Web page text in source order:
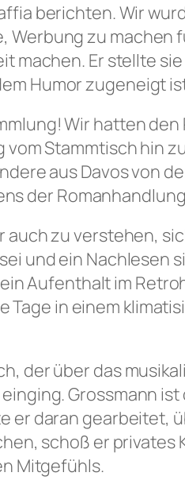
berichten. Wir
zu machen
machen. Er stellte
Humor zugeneigt
Wir hatten
Stammtisch hin
aus Davos von
der
auch zu verstehen,
und ein Nachlesen
Aufenthalt im
in einem
der über das
Grossmann
er daran gearbeitet,
schoß er privates
Mitgefühls.